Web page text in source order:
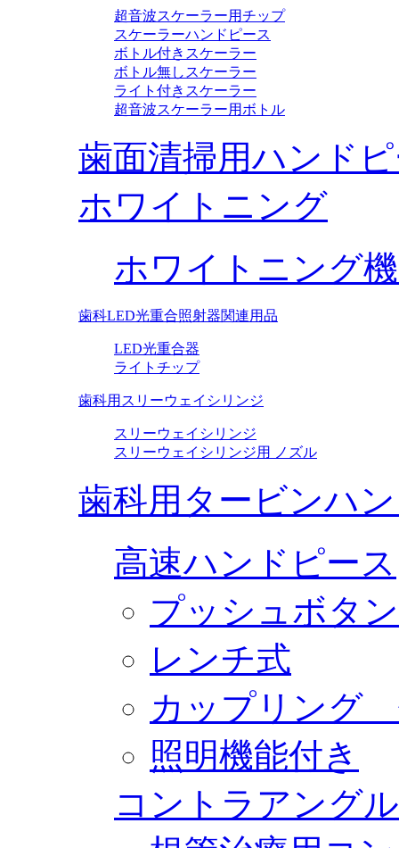
超音波スケーラー用チップ
スケーラーハンドピース
ボトル付きスケーラー
ボトル無しスケーラー
ライト付きスケーラー
超音波スケーラー用ボトル
歯面清掃用ハンド
ホワイトニング
ホワイトニング
歯科LED光重合照射器関連用品
LED光重合器
ライトチップ
歯科用スリーウェイシリンジ
スリーウェイシリンジ
スリーウェイシリンジ用 ノズル
歯科用タービンハ
高速ハンドピース
プッシュボタン
レンチ式
カップリング
照明機能付き
コントラアングル